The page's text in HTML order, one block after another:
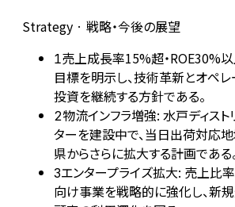
Strategy · 戦略・今後の展望
1売上成長率15%超・ROE30%
目標を明示し、技術革新とオペ
投資を継続する方針である。
2物流インフラ増強: 水戸ディスト
ターを建設中で、当日出荷対応
県からさらに拡大する計画である
3エンタープライズ拡大: 売上比
向け事業を戦略的に強化し、新